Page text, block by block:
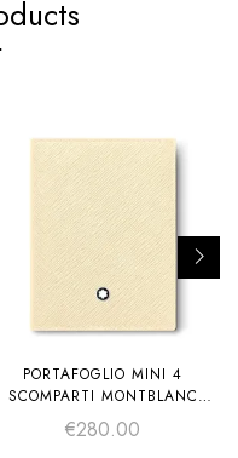
PORTAFOGLIO MINI 4
SCOMPARTI MONTBLANC
SARTORIAL
€280.00